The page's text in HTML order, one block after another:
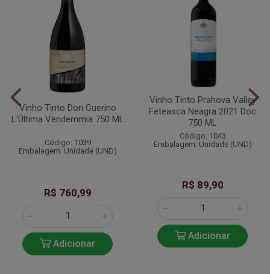
Vinho Tinto Don Guerino
L'Última Vendemmia 750 ML
Código: 1039
Embalagem: Unidade (UND)
R$ 760,99
Adicionar
Vinho Tinto Prahova Valley
Feteasca Neagra 2021 Doc
750 ML
Código: 1043
Embalagem: Unidade (UND)
R$ 89,90
Adicionar